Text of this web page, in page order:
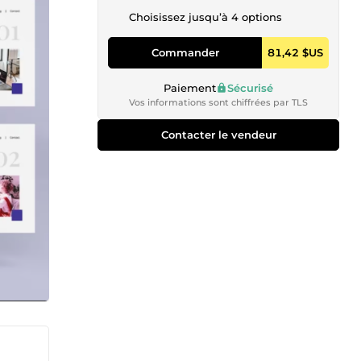
Choisissez jusqu’à 4 options
Commander 81,42 $US
Paiement Sécurisé
Vos informations sont chiffrées par TLS
Contacter le vendeur